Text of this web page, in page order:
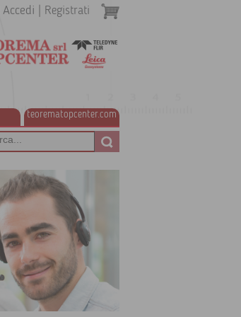
teorematopcenter.com
Accedi Registrati